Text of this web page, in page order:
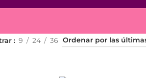
9 24 36